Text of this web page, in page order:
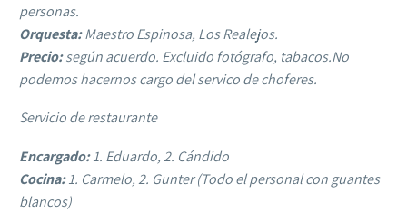
personas.
Orquesta:Maestro Espinosa, Los Realejos.
Precio:según acuerdo. Excluido fotógrafo, tabacos.No
podemos hacernos cargo del servico de choferes.
Servicio de restaurante
Encargado:1. Eduardo, 2. Cándido
Cocina:1. Carmelo, 2. Gunter (Todo el personal con guantes
blancos)